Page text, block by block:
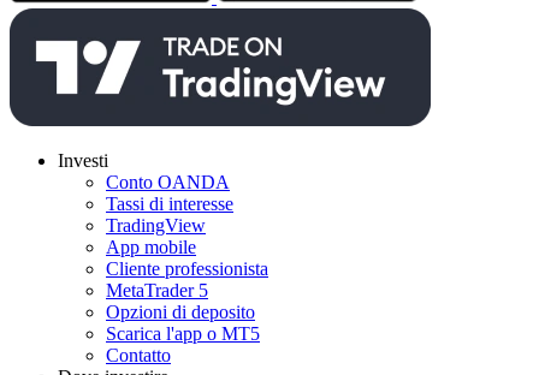
Investi
Conto OANDA
Tassi di interesse
TradingView
App mobile
Cliente professionista
MetaTrader 5
Opzioni di deposito
Scarica l'app o MT5
Contatto